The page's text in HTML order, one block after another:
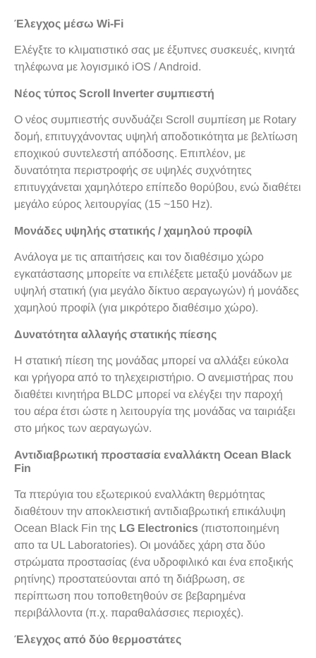
Έλεγχος μέσω Wi-Fi
Ελέγξτε το κλιματιστικό σας με έξυπνες συσκευές, κινητά
τηλέφωνα με λογισμικό iOS / Android.
Νέος τύπος Scroll Inverter συμπιεστή
Ο νέος συμπιεστής συνδυάζει Scroll συμπίεση με Rotary
δομή, επιτυγχάνοντας υψηλή αποδοτικότητα με βελτίωση
εποχικού συντελεστή απόδοσης. Επιπλέον, με
δυνατότητα περιστροφής σε υψηλές συχνότητες
επιτυγχάνεται χαμηλότερο επίπεδο θορύβου, ενώ διαθέτει
μεγάλο εύρος λειτουργίας (15 ~150 Hz).
Μονάδες υψηλής στατικής / χαμηλού προφίλ
Ανάλογα με τις απαιτήσεις και τον διαθέσιμο χώρο
εγκατάστασης μπορείτε να επιλέξετε μεταξύ μονάδων με
υψηλή στατική (για μεγάλο δίκτυο αεραγωγών) ή μονάδες
χαμηλού προφίλ (για μικρότερο διαθέσιμο χώρο).
Δυνατότητα αλλαγής στατικής πίεσης
Η στατική πίεση της μονάδας μπορεί να αλλάξει εύκολα
και γρήγορα από το τηλεχειριστήριο. Ο ανεμιστήρας που
διαθέτει κινητήρα BLDC μπορεί να ελέγξει την παροχή
του αέρα έτσι ώστε η λειτουργία της μονάδας να ταιριάξει
στο μήκος των αεραγωγών.
Αντιδιαβρωτική προστασία εναλλάκτη Ocean Black
Fin
Τα πτερύγια του εξωτερικού εναλλάκτη θερμότητας
διαθέτουν την αποκλειστική αντιδιαβρωτική επικάλυψη
Ocean Black Fin της LG Electronics (πιστοποιημένη
απο τα UL Laboratories). Οι μονάδες χάρη στα δύο
στρώματα προστασίας (ένα υδροφιλικό και ένα εποξικής
ρητίνης) προστατεύονται από τη διάβρωση, σε
περίπτωση που τοποθετηθούν σε βεβαρημένα
περιβάλλοντα (π.χ. παραθαλάσσιες περιοχές).
Έλεγχος από δύο θερμοστάτες